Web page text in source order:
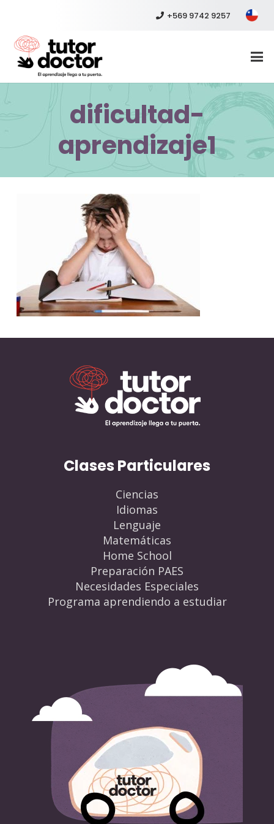
+569 9742 9257
dificultad-
aprendizaje1
Clases Particulares
Ciencias
Idiomas
Lenguaje
Matemáticas
Home School
Preparación PAES
Necesidades Especiales
Programa aprendiendo a estudiar